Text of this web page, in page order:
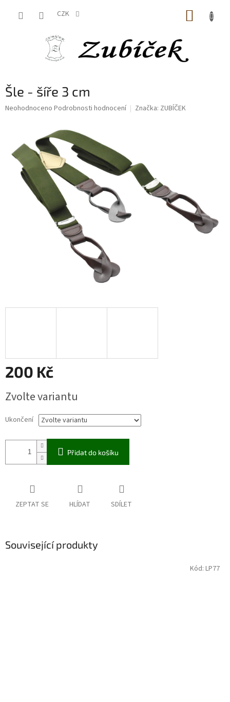
CZK
Šle - šíře 3 cm
Průměrné
hvězdiček.
Neohodnoceno Podrobnosti hodnocení Značka: ZUBÍČEK
200 Kč
cena:
Zvolte variantu
Ukončení
Přidat do košíku
ZEPTAT SE HLÍDAT SDÍLET
Související produkty
Kód: LP77